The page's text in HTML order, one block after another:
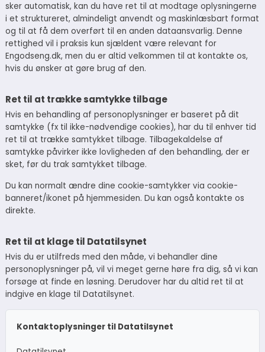
sker automatisk, kan du have ret til at modtage oplysningerne
i et struktureret, almindeligt anvendt og maskinlæsbart format
og til at få dem overført til en anden dataansvarlig. Denne
rettighed vil i praksis kun sjældent være relevant for
Engodseng.dk, men du er altid velkommen til at kontakte os,
hvis du ønsker at gøre brug af den.
Ret til at trække samtykke tilbage
Hvis en behandling af personoplysninger er baseret på dit
samtykke (fx til ikke-nødvendige cookies), har du til enhver tid
ret til at trække samtykket tilbage. Tilbagekaldelse af
samtykke påvirker ikke lovligheden af den behandling, der er
sket, før du trak samtykket tilbage.
Du kan normalt ændre dine cookie-samtykker via cookie-
banneret/ikonet på hjemmesiden. Du kan også kontakte os
direkte.
Ret til at klage til Datatilsynet
Hvis du er utilfreds med den måde, vi behandler dine
personoplysninger på, vil vi meget gerne høre fra dig, så vi kan
forsøge at finde en løsning. Derudover har du altid ret til at
indgive en klage til Datatilsynet.
Kontaktoplysninger til Datatilsynet